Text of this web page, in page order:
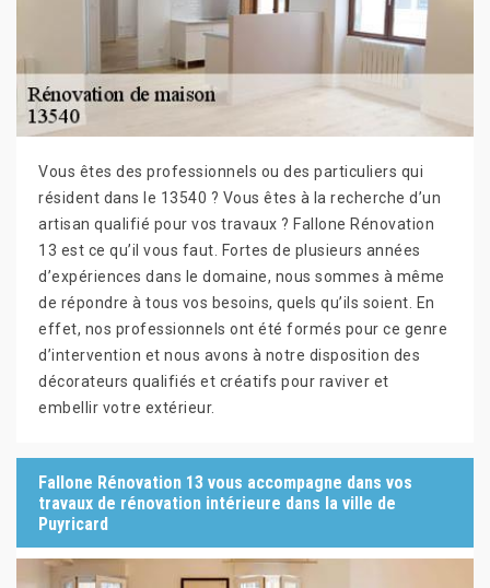
Vous êtes des professionnels ou des particuliers qui
résident dans le 13540 ? Vous êtes à la recherche d’un
artisan qualifié pour vos travaux ? Fallone Rénovation
13 est ce qu’il vous faut. Fortes de plusieurs années
d’expériences dans le domaine, nous sommes à même
de répondre à tous vos besoins, quels qu’ils soient. En
effet, nos professionnels ont été formés pour ce genre
d’intervention et nous avons à notre disposition des
décorateurs qualifiés et créatifs pour raviver et
embellir votre extérieur.
Fallone Rénovation 13 vous accompagne dans vos
travaux de rénovation intérieure dans la ville de
Puyricard